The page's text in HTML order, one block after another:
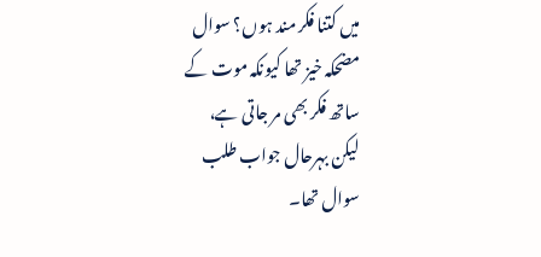
میں کتنا فکر مند ہوں؟ سوال
مضحکہ خیز تھا کیونکہ موت کے
ساتھ فکر بھی مر جاتی ہے،
لیکن بہرحال جواب طلب
سوال تھا۔